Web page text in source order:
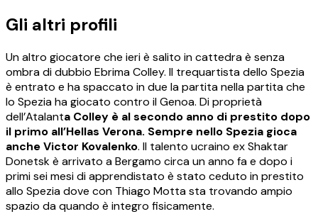
Gli altri profili
Un altro giocatore che ieri è salito in cattedra è senza
ombra di dubbio Ebrima Colley. Il trequartista dello Spezia
è entrato e ha spaccato in due la partita nella partita che
lo Spezia ha giocato contro il Genoa. Di proprietà
dell’Atalanta Colley è al secondo anno di prestito dopo
il primo all’Hellas Verona. Sempre nello Spezia gioca
anche Victor Kovalenko. Il talento ucraino ex Shaktar
Donetsk è arrivato a Bergamo circa un anno fa e dopo i
primi sei mesi di apprendistato è stato ceduto in prestito
allo Spezia dove con Thiago Motta sta trovando ampio
spazio da quando è integro fisicamente.